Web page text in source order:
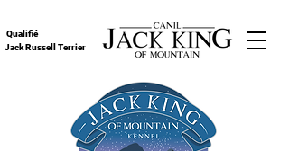
Qualifié
Jack Russell Terrier